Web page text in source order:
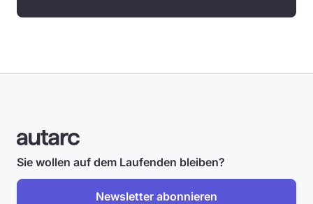
Sie wollen auf dem Laufenden bleiben?
Newsletter abonnieren